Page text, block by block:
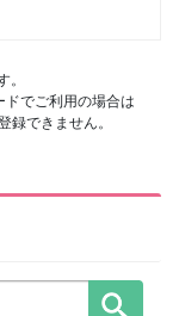
。
でご利用の場合は
できません。